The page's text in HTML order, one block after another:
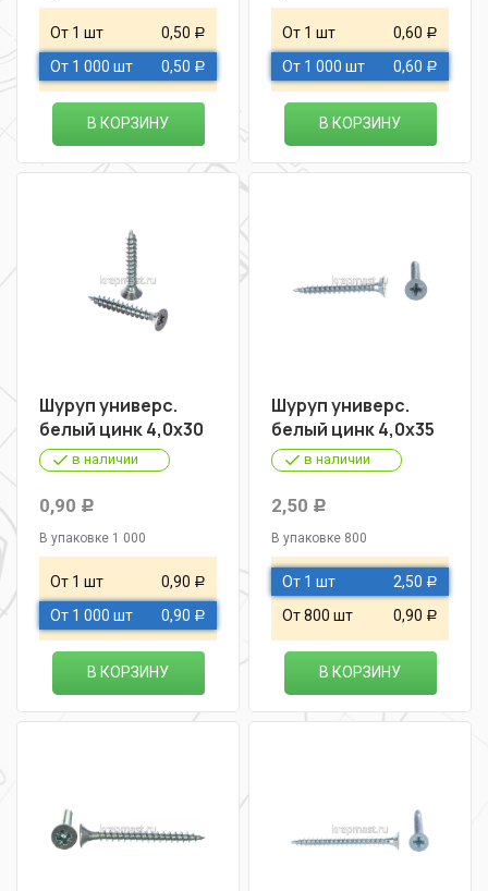
От 1 шт 0,50 Р
От 1 000 шт 0,50 Р
В КОРЗИНУ
От 1 шт 0,60 Р
От 1 000 шт 0,60 Р
В КОРЗИНУ
Шуруп универс.
белый цинк 4,0х30
в наличии
0,90 Р
В упаковке 1 000
От 1 шт 0,90 Р
От 1 000 шт 0,90 Р
В КОРЗИНУ
Шуруп универс.
белый цинк 4,0х35
в наличии
2,50 Р
В упаковке 800
От 1 шт 2,50 Р
От 800 шт 0,90 Р
В КОРЗИНУ